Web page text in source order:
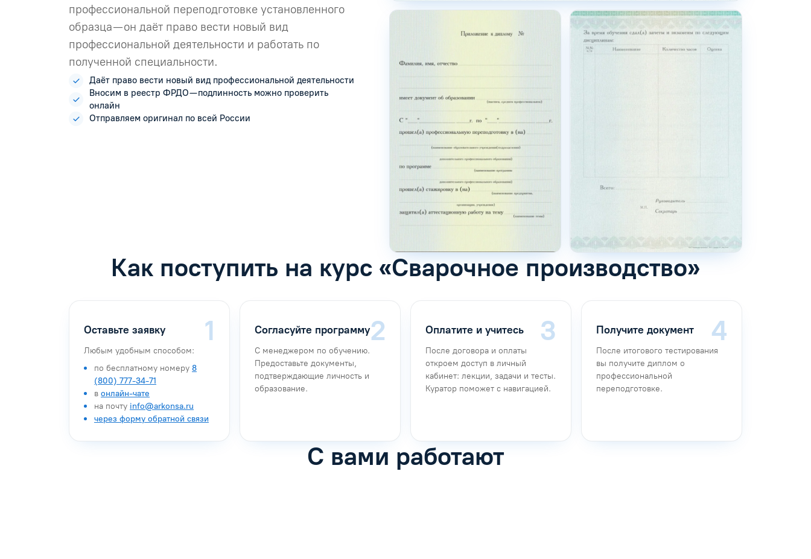
профессиональной переподготовке установленного
образца — он даёт право вести новый вид
профессиональной деятельности и работать по
полученной специальности.
Даёт право вести новый вид профессиональной деятельности
Вносим в реестр ФРДО — подлинность можно проверить
онлайн
Отправляем оригинал по всей России
Как поступить на курс «Сварочное производство»
Оставьте заявку
Любым удобным способом:
по бесплатному номеру 8
(800) 777-34-71
в онлайн-чате
на почту info@arkonsa.ru
через форму обратной связи
Согласуйте программу
С менеджером по обучению.
Предоставьте документы,
подтверждающие личность и
образование.
Оплатите и учитесь
После договора и оплаты
откроем доступ в личный
кабинет: лекции, задачи и тесты.
Куратор поможет с навигацией.
Получите документ
После итогового тестирования
вы получите диплом о
профессиональной
переподготовке.
С вами работают